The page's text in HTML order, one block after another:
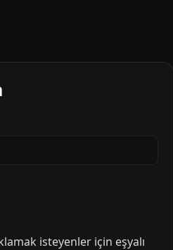
isteyenler için eşyalı